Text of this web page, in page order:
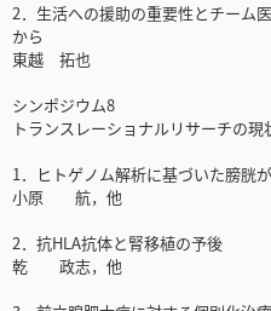
2．生活への援助の重要性とチーム
から
東越 拓也
シンポジウム8
トランスレーショナルリサーチの現
1．ヒトゲノム解析に基づいた膀胱
小原 航，他
2．抗HLA抗体と腎移植の予後
乾 政志，他